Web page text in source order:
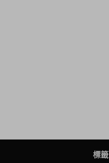
標籤